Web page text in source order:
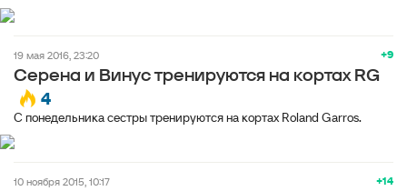
+9
19 мая 2016, 23:20
Серена и Винус тренируются на кортах RG
4
С понедельника сестры тренируются на кортах Roland Garros.
+14
10 ноября 2015, 10:17